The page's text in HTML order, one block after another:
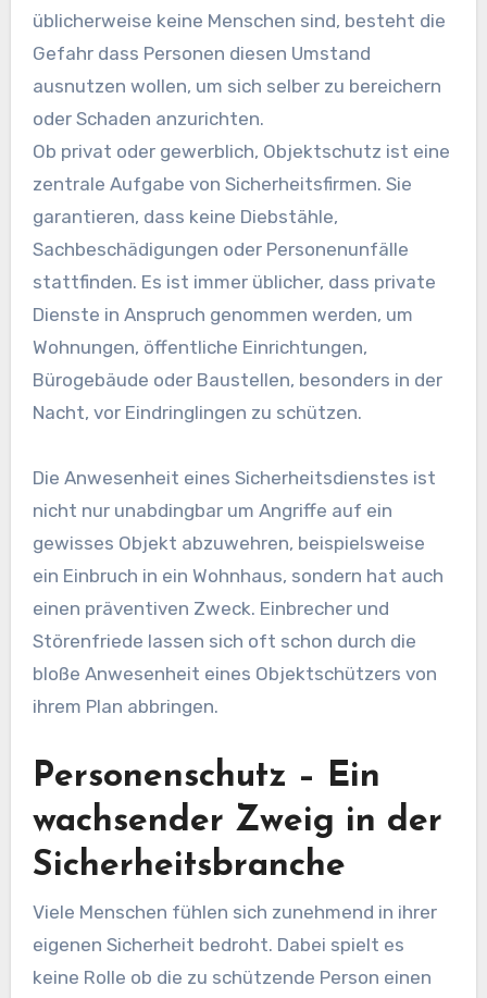
üblicherweise keine Menschen sind, besteht die
Gefahr dass Personen diesen Umstand
ausnutzen wollen, um sich selber zu bereichern
oder Schaden anzurichten.
Ob privat oder gewerblich, Objektschutz ist eine
zentrale Aufgabe von Sicherheitsfirmen. Sie
garantieren, dass keine Diebstähle,
Sachbeschädigungen oder Personenunfälle
stattfinden. Es ist immer üblicher, dass private
Dienste in Anspruch genommen werden, um
Wohnungen, öffentliche Einrichtungen,
Bürogebäude oder Baustellen, besonders in der
Nacht, vor Eindringlingen zu schützen.
Die Anwesenheit eines Sicherheitsdienstes ist
nicht nur unabdingbar um Angriffe auf ein
gewisses Objekt abzuwehren, beispielsweise
ein Einbruch in ein Wohnhaus, sondern hat auch
einen präventiven Zweck. Einbrecher und
Störenfriede lassen sich oft schon durch die
bloße Anwesenheit eines Objektschützers von
ihrem Plan abbringen.
Personenschutz – Ein
wachsender Zweig in der
Sicherheitsbranche
Viele Menschen fühlen sich zunehmend in ihrer
eigenen Sicherheit bedroht. Dabei spielt es
keine Rolle ob die zu schützende Person einen